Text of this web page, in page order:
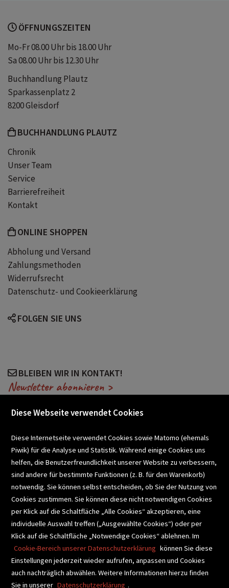
Annette Hess
Bestseller Frauenpower
Susanne Abel
ÖFFNUNGSZEITEN
Mo-Fr 08.00 Uhr bis 18.00 Uhr
Sa 08.00 Uhr bis 12.30 Uhr
Buchhandlung Plautz
Sparkassenplatz 2
8200 Gleisdorf
BUCHHANDLUNG PLAUTZ
Chronik
Unser Team
Service
Barrierefreiheit
Kontakt
ONLINE SHOPPEN
Abholung und Versand
Zahlungsmethoden
Widerrufsrecht
Datenschutz- und Cookieerklärung
FOLGEN SIE UNS
BLEIBEN WIR IN KONTAKT!
Newsletter abonnieren >
SCHULBUCHSERVICE
BUCHEMPFEHLUNGEN
BIBLIOTHEKSSERVICE
VIDEO-TIPPS
Diese Webseite verwendet Cookies
Diese Internetseite verwendet Cookies sowie Matomo (ehemals
Piwik) für die Analyse und Statistik. Während einige Cookies uns
helfen, die Benutzerfreundlichkeit unserer Website zu verbessern,
sind andere für bestimmte Funktionen (z. B. für den Warenkorb)
notwendig. Sie können selbst entscheiden, ob Sie der Nutzung von
Cookies zustimmen. Sie können diese nicht notwendigen Cookies
per Klick auf die Schaltfläche „Alle Cookies“ akzeptieren, eine
individuelle Auswahl treffen („Ausgewählte Cookies“) oder per
Klick auf die Schaltfläche „Notwendige Cookies“ ablehnen. Im
Cookie-Bereich unserer Datenschutzerklärung können Sie diese
Einstellungen jederzeit wieder aufrufen, anpassen und Cookies
auch nachträglich abwählen. Weitere Informationen hierzu finden
Sie in unserer Datenschutzerklärung .